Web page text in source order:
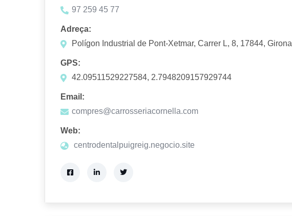
97 259 45 77
Adreça:
Polígon Industrial de Pont-Xetmar, Carrer L, 8, 17844, Girona
GPS:
42.09511529227584, 2.7948209157929744
Email:
compres@carrosseriacornella.com
Web:
centrodentalpuigreig.negocio.site